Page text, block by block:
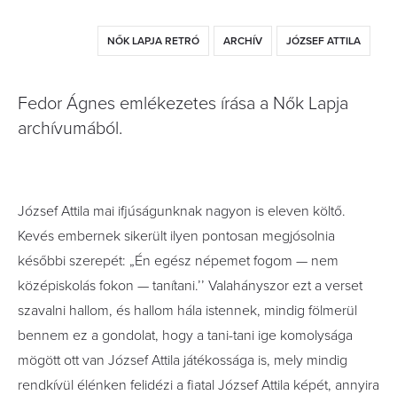
NŐK LAPJA RETRÓ ARCHÍV JÓZSEF ATTILA
Fedor Ágnes emlékezetes írása a Nők Lapja
archívumából.
József Attila mai ifjúságunknak nagyon is eleven költő.
Kevés embernek sikerült ilyen pontosan megjósolnia
későbbi szerepét: „Én egész népemet fogom — nem
középiskolás fokon — tanítani.’’ Valahányszor ezt a verset
szavalni hallom, és hallom hála istennek, mindig fölmerül
bennem ez a gondolat, hogy a tani-tani ige komolysága
mögött ott van József Attila játékossága is, mely mindig
rendkívül élénken felidézi a fiatal József Attila képét, annyira